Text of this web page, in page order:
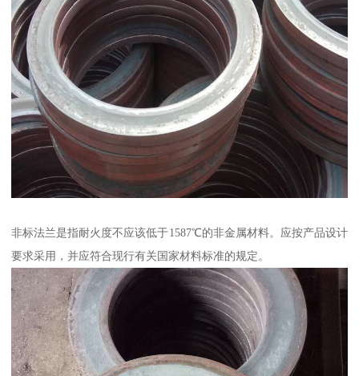
非标法兰是指耐火度不应该低于1587℃的非金属材料。应按产品设计
要求采用，并应符合现行有关国家材料标准的规定。